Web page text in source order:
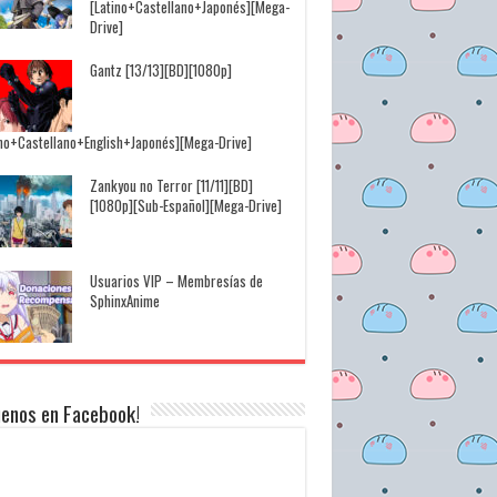
[Latino+Castellano+Japonés][Mega-
Drive]
Gantz [13/13][BD][1080p]
Drive]
Zankyou no Terror [11/11][BD]
[1080p][Sub-Español][Mega-Drive]
Usuarios VIP – Membresías de
SphinxAnime
en Facebook!